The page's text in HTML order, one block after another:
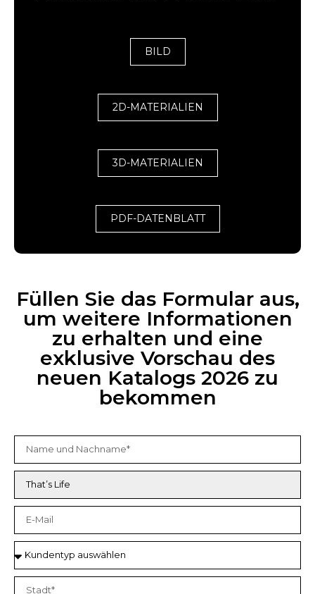
BILD
2D-MATERIALIEN
3D-MATERIALIEN
PDF-DATENBLATT
Füllen Sie das Formular aus,
um weitere Informationen
zu erhalten und eine
exklusive Vorschau des
neuen Katalogs 2026 zu
bekommen